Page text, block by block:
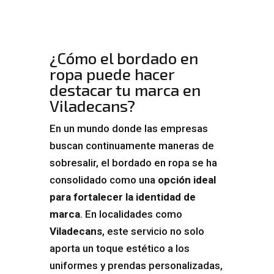
¿Cómo el bordado en
ropa puede hacer
destacar tu marca en
Viladecans?
En un mundo donde las empresas
buscan continuamente maneras de
sobresalir, el bordado en ropa se ha
consolidado como una opción ideal
para fortalecer la identidad de
marca. En localidades como
Viladecans, este servicio no solo
aporta un toque estético a los
uniformes y prendas personalizadas,